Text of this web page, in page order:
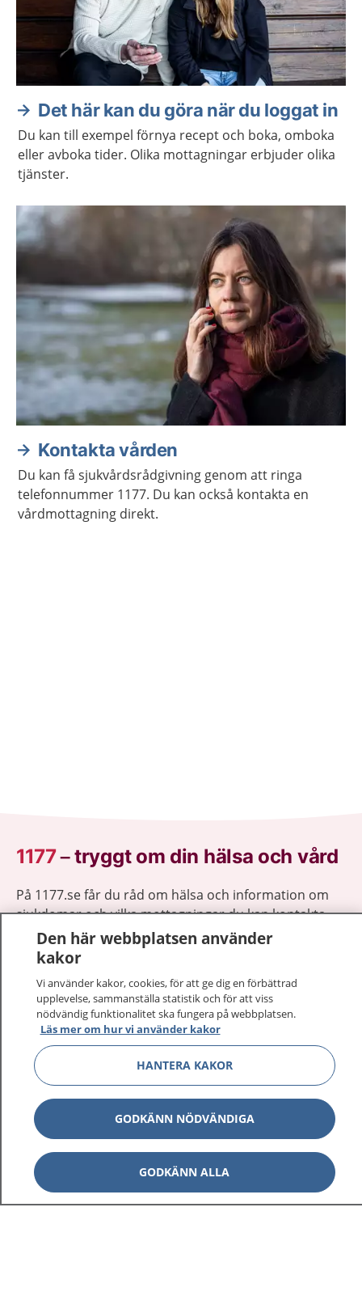
Det här kan du göra när du loggat in
Du kan till exempel förnya recept och boka, omboka
eller avboka tider. Olika mottagningar erbjuder olika
tjänster.
Kontakta vården
Du kan få sjukvårdsrådgivning genom att ringa
telefonnummer 1177. Du kan också kontakta en
vårdmottagning direkt.
1177–tryggt om din hälsa och vård
På 1177.se får du råd om hälsa och information om
sjukdomar och vilka mottagningar du kan kontakta.
Logga in för att läsa din journal och göra dina
vårdärenden. Ring telefonnummer 1177 för
1177 ger dig råd när du vill må bättre.
1177 på flera språk
Om 1177 Visa
Kontakt Visa
Den här webbplatsen använder
kakor
Vi använder kakor, cookies, för att ge dig en förbättrad
upplevelse, sammanställa statistik och för att viss
nödvändig funktionalitet ska fungera på webbplatsen.
Läs mer om hur vi använder kakor
HANTERA KAKOR
GODKÄNN NÖDVÄNDIGA
GODKÄNN ALLA